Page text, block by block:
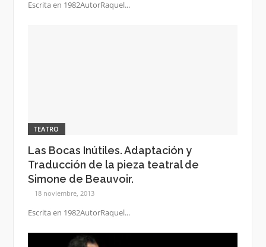
Escrita en 1982AutorRaquel...
TEATRO
Las Bocas Inútiles. Adaptación y
Traducción de la pieza teatral de
Simone de Beauvoir.
18 noviembre, 2013
Escrita en 1982AutorRaquel...